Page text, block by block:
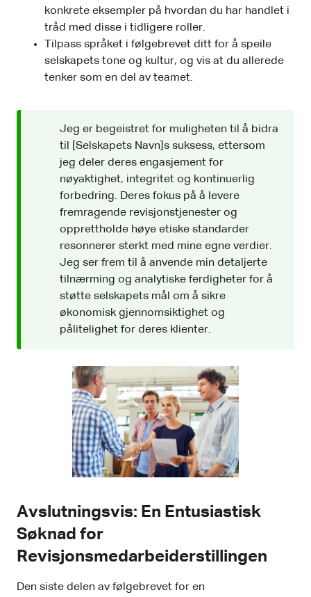
konkrete eksempler på hvordan du har handlet i
tråd med disse i tidligere roller.
Tilpass språket i følgebrevet ditt for å speile
selskapets tone og kultur, og vis at du allerede
tenker som en del av teamet.
Jeg er begeistret for muligheten til å bidra
til [Selskapets Navn]s suksess, ettersom
jeg deler deres engasjement for
nøyaktighet, integritet og kontinuerlig
forbedring. Deres fokus på å levere
fremragende revisjonstjenester og
opprettholde høye etiske standarder
resonnerer sterkt med mine egne verdier.
Jeg ser frem til å anvende min detaljerte
tilnærming og analytiske ferdigheter for å
støtte selskapets mål om å sikre
økonomisk gjennomsiktighet og
pålitelighet for deres klienter.
Avslutningsvis: En Entusiastisk
Søknad for
Revisjonsmedarbeiderstillingen
Den siste delen av følgebrevet for en